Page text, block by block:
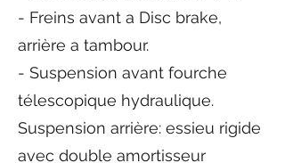
- Freins avant a Disc brake,
arrière a tambour.
- Suspension avant fourche
télescopique hydraulique.
Suspension arrière: essieu rigide
avec double amortisseur